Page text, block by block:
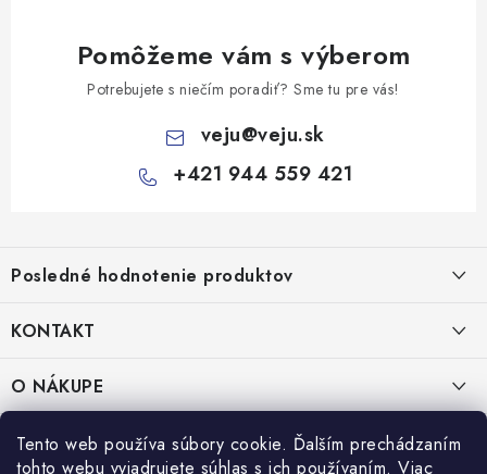
Tento web používa súbory cookie. Ďalším prechádzaním
tohto webu vyjadrujete súhlas s ich používaním. Viac
Pomôžeme vám s výberom
Potrebujete s niečím poradiť? Sme tu pre vás!
veju@veju.sk
+421 944 559 421
p
ä
e
Posledné hodnotenie produktov
KONTAKT
VEJU s.r.o.
Janka Kráľa 1059/82
Nitra 94901
IČO: 54577161
IČ DPH: SK2121721426
O NÁKUPE
Kontakty
PRÁVNE INFORMÁCIE